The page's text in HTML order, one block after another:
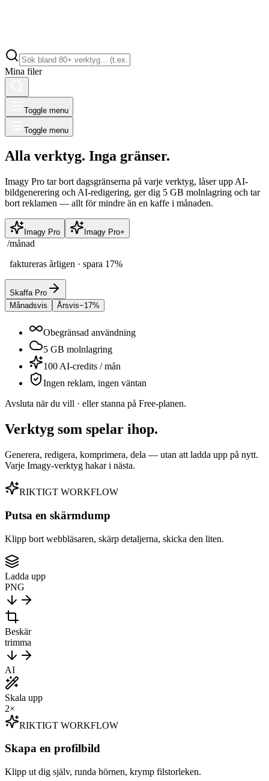
Mina filer
Toggle menu
Toggle menu
Alla verktyg. Inga gränser.
Imagy Pro tar bort dagsgränserna på varje verktyg, låser upp AI-
bildgenerering och AI-redigering, ger dig 5 GB molnlagring och tar
bort reklamen — allt för mindre än en kaffe i månaden.
Imagy Pro Imagy Pro+
/månad
faktureras årligen · spara 17%
Skaffa Pro
Månadsvis
Årsvis−17%
Obegränsad användning
5 GB molnlagring
100 AI-credits / mån
Ingen reklam, ingen väntan
Avsluta när du vill · eller stanna på Free-planen.
Verktyg som spelar ihop.
Generera, redigera, komprimera, dela — utan att ladda upp på nytt.
Varje Imagy-verktyg hakar i nästa.
RIKTIGT WORKFLOW
Putsa en skärmdump
Klipp bort webbläsaren, skärp detaljerna, skicka den liten.
Ladda upp
PNG
Beskär
trimma
AI
Skala upp
2×
RIKTIGT WORKFLOW
Skapa en profilbild
Klipp ut dig själv, runda hörnen, krymp filstorleken.